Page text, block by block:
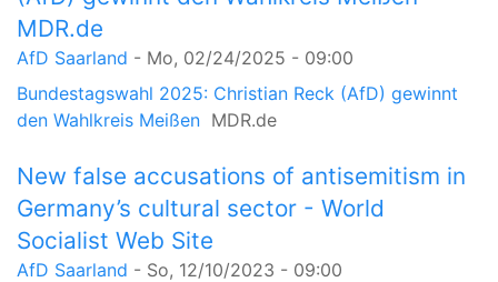
MDR.de
AfD Saarland - Mo, 02/24/2025 - 09:00
Bundestagswahl 2025: Christian Reck (AfD) gewinnt
den Wahlkreis Meißen MDR.de
New false accusations of antisemitism in
Germany’s cultural sector - World
Socialist Web Site
AfD Saarland - So, 12/10/2023 - 09:00